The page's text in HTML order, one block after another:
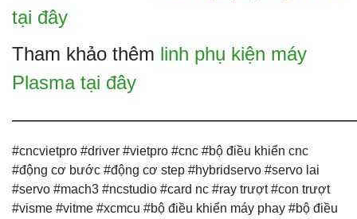
tại đây
Tham khảo thêm linh phụ kiện máy
Plasma tại đây
#cncvietpro #driver #vietpro #cnc #bộ điều khiển cnc
#động cơ bước #động cơ step #hybridservo #servo lai
#servo #mach3 #ncstudio #card nc #ray trượt #con trượt
#visme #vitme #xcmcu #bộ điều khiển máy phay #bộ điều